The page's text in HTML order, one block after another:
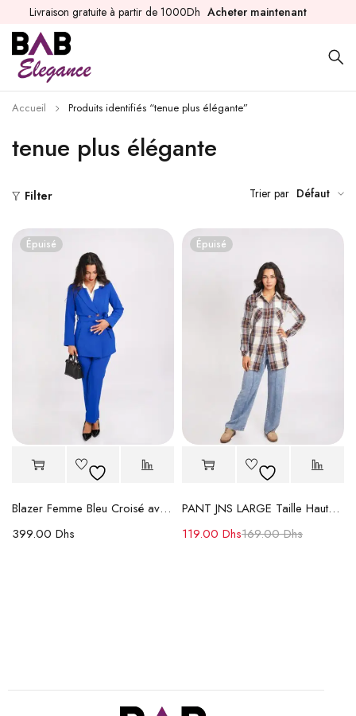
Livraison gratuite à partir de 1000Dh Acheter maintenant
tenue plus élégante
Accueil Produits identifiés “tenue plus élégante”
Filter Trier par Défaut
Épuisé
Blazer Femme Bleu Croisé avec Ceinture
399.00 Dhs
Épuisé
PANT JNS LARGE Taille Haute à Jambe Large en Soldes
169.00Dhs
119.00 Dhs